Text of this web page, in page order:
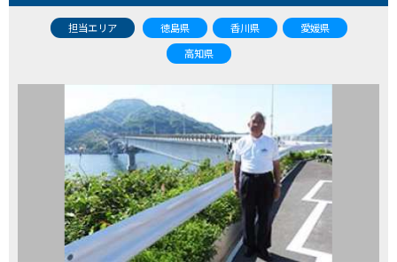
担当エリア 徳島県 香川県
愛媛県
高知県